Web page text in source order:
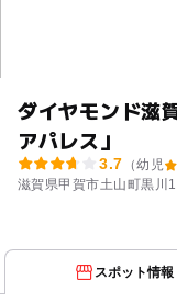
ダイヤモンド滋
アパレス」
3.7 （幼児
滋賀県甲賀市土山町黒川
スポット情報